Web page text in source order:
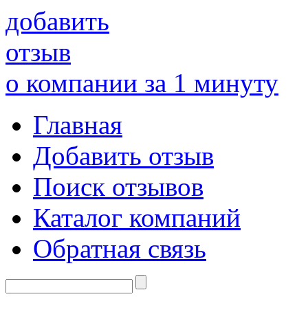
добавить
отзыв
о компании за 1 минуту
Главная
Добавить отзыв
Поиск отзывов
Каталог компаний
Обратная связь